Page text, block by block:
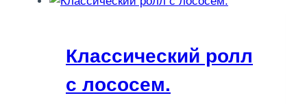
Классический ролл
с лососем.